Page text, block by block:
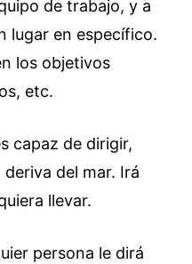
de trabajo, y a
lugar en específico.
los objetivos
etc.
capaz de dirigir,
del mar. Irá
llevar.
persona le dirá